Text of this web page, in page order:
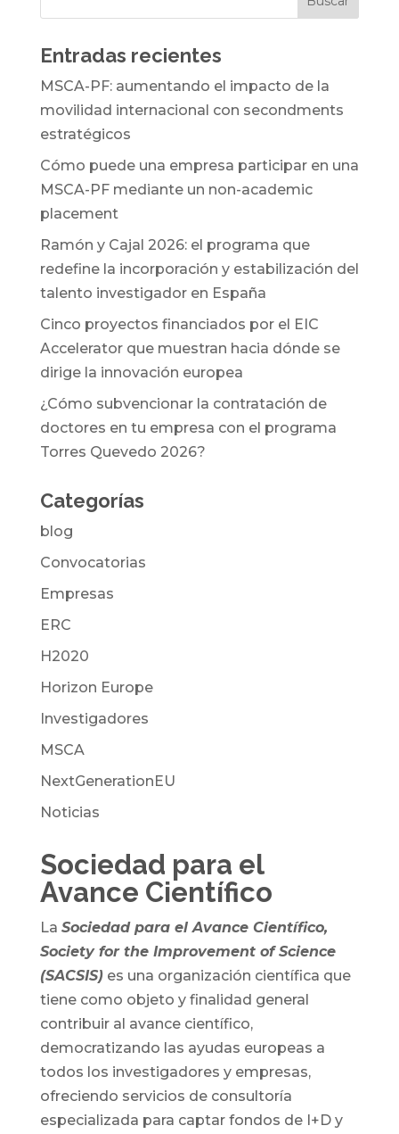
Entradas recientes
MSCA-PF: aumentando el impacto de la
movilidad internacional con secondments
estratégicos
Cómo puede una empresa participar en una
MSCA-PF mediante un non-academic
placement
Ramón y Cajal 2026: el programa que
redefine la incorporación y estabilización del
talento investigador en España
Cinco proyectos financiados por el EIC
Accelerator que muestran hacia dónde se
dirige la innovación europea
¿Cómo subvencionar la contratación de
doctores en tu empresa con el programa
Torres Quevedo 2026?
Categorías
blog
Convocatorias
Empresas
ERC
H2020
Horizon Europe
Investigadores
MSCA
NextGenerationEU
Noticias
Sociedad para el
Avance Científico
La Sociedad para el Avance Científico,
Society for the Improvement of Science
(SACSIS)es una organización científica que
tiene como objeto y finalidad general
contribuir al avance científico,
democratizando las ayudas europeas a
todos los investigadores y empresas,
ofreciendo servicios de consultoría
especializada para captar fondos de I+D y